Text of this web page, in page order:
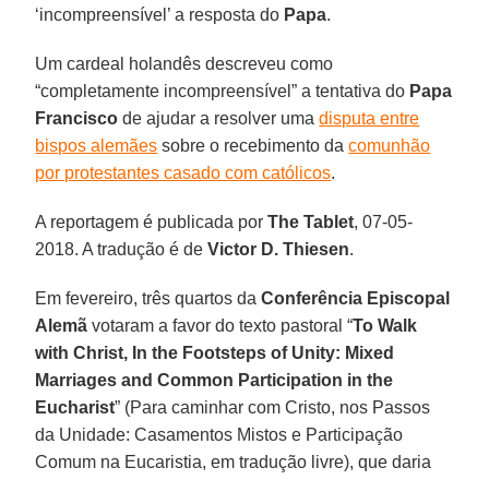
‘incompreensível’ a resposta do Papa.
Um cardeal holandês descreveu como
“completamente incompreensível” a tentativa do Papa
Francisco de ajudar a resolver umadisputa entre
bispos alemães sobre o recebimento dacomunhão
por protestantes casado com católicos.
A reportagem é publicada porThe Tablet, 07-05-
2018. A tradução é deVictor D. Thiesen.
Em fevereiro, três quartos daConferência Episcopal
Alemã votaram a favor do texto pastoral “To Walk
with Christ, In the Footsteps of Unity: Mixed
Marriages and Common Participation in the
Eucharist” (Para caminhar com Cristo, nos Passos
da Unidade: Casamentos Mistos e Participação
Comum na Eucaristia, em tradução livre), que daria